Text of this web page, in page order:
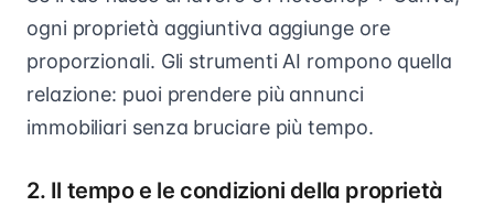
ogni proprietà aggiuntiva aggiunge ore
proporzionali. Gli strumenti AI rompono quella
relazione: puoi prendere più annunci
immobiliari senza bruciare più tempo.
2. Il tempo e le condizioni della proprietà